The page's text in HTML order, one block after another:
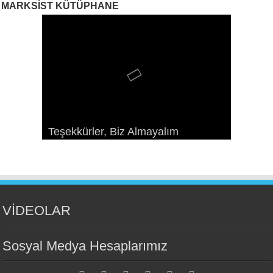
MARKSIST KÜTÜPHANE
Teşekkürler, Biz Almayalım
Kazandırmak
Devrimin Esasları ve Örgütlenmesi
Konuşma
geleceğimiz*
VİDEOLAR
Sosyal Medya Hesaplarımız